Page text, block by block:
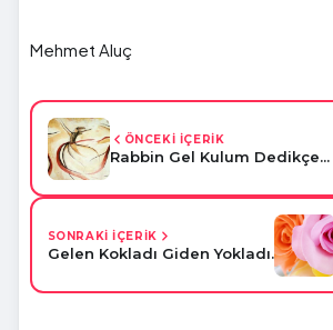
Mehmet Aluç
ÖNCEKİ İÇERİK
Rabbin Gel Kulum Dedikçe...
SONRAKİ İÇERİK
Gelen Kokladı Giden Yokladı.